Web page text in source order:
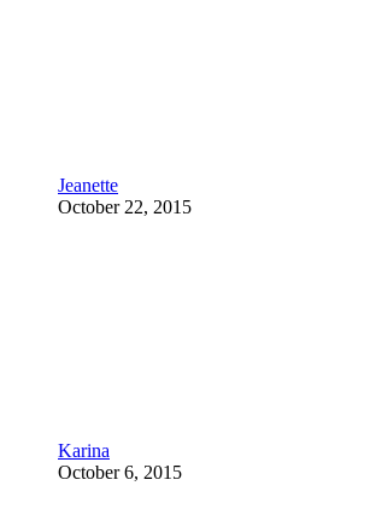
Jeanette
October 22, 2015
Karina
October 6, 2015